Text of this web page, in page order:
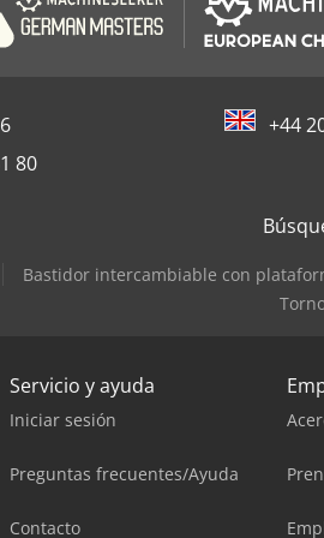
+44
80
Bastidor intercambiable con
Servicio y ayuda
Iniciar sesión
Preguntas frecuentes/Ayuda
Contacto